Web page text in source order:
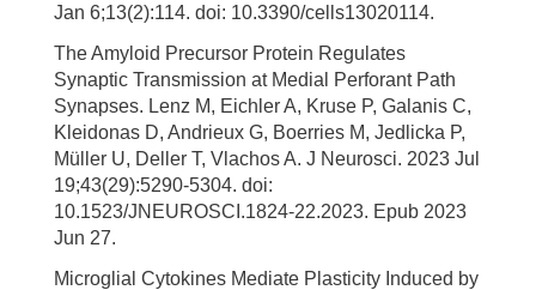
Jan 6;13(2):114. doi: 10.3390/cells13020114.
The Amyloid Precursor Protein Regulates
Synaptic Transmission at Medial Perforant Path
Synapses. Lenz M, Eichler A, Kruse P, Galanis C,
Kleidonas D, Andrieux G, Boerries M, Jedlicka P,
Müller U, Deller T, Vlachos A. J Neurosci. 2023 Jul
19;43(29):5290-5304. doi:
10.1523/JNEUROSCI.1824-22.2023. Epub 2023
Jun 27.
Microglial Cytokines Mediate Plasticity Induced by